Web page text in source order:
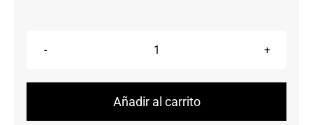
Añadir al carrito